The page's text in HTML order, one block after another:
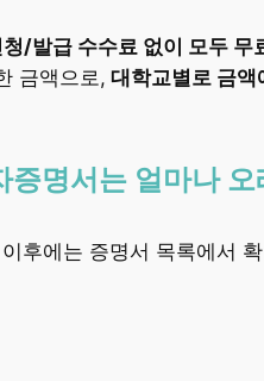
/발급 수수료 없이 모두 무
금액으로, 대학교별로 금액
명서는 얼마나
후에는 증명서 목록에서